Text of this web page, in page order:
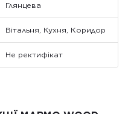
Глянцева
Вітальня, Кухня, Коридор
Не ректифікат